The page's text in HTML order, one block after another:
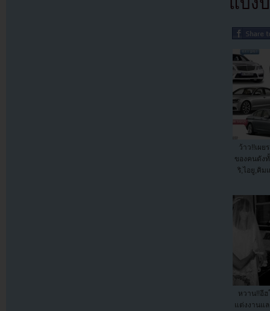
ว้าว!!เผ
ของคนดัง
ริ,ไอยู,คิม
หวาน!!อีฮ
แต่งงานแ